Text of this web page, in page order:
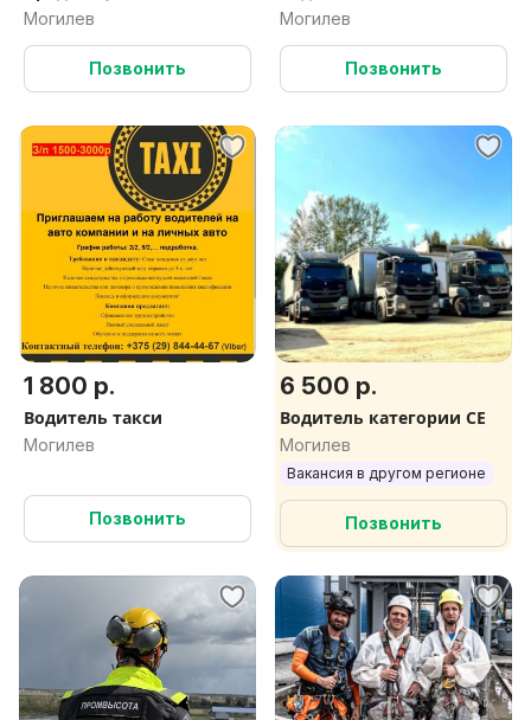
Могилев
Позвонить
Могилев
Позвонить
1 800 р.
Водитель такси
Могилев
Позвонить
6 500 р.
Водитель категории СЕ
Могилев
Вакансия в другом регионе
Позвонить